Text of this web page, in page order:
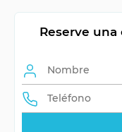
Ventajas
Reserve